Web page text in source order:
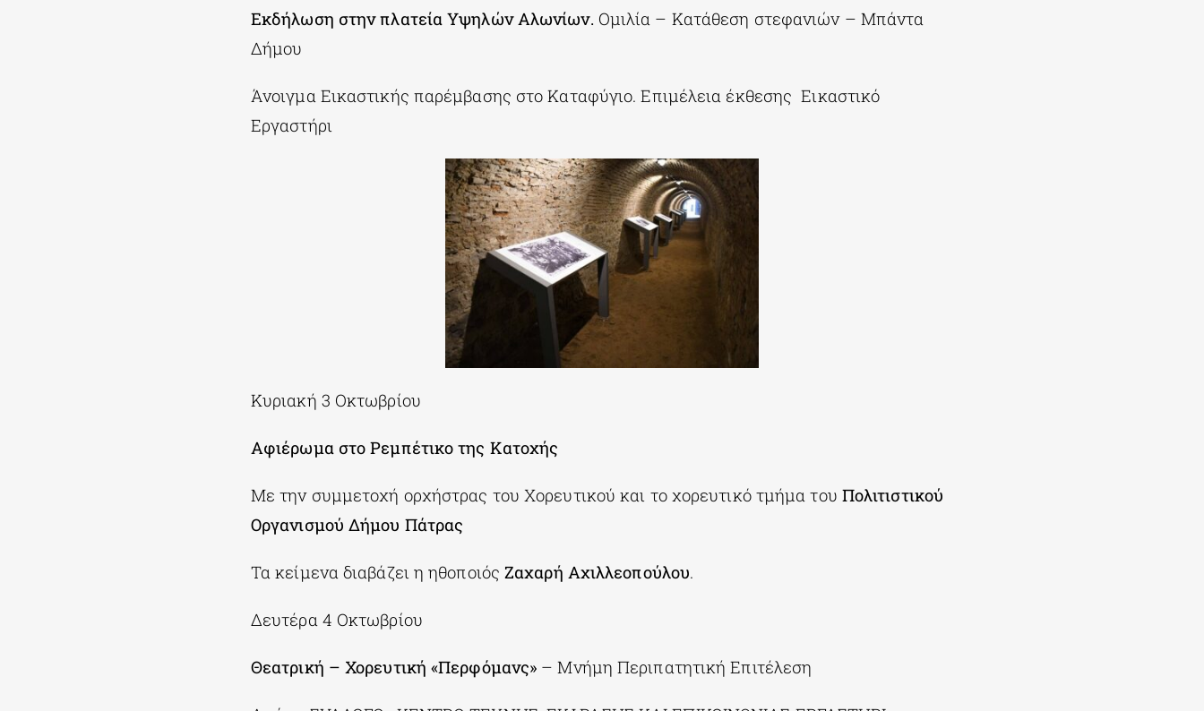
Εκδήλωση στην πλατεία Υψηλών Αλωνίων.Ομιλία – Κατάθεση στεφανιών – Μπάντα
Δήμου
Άνοιγμα Εικαστικής παρέμβασης στο Καταφύγιο. Επιμέλεια έκθεσης Εικαστικό
Εργαστήρι
Κυριακή 3 Οκτωβρίου
Αφιέρωμα στο Ρεμπέτικο της Κατοχής
Με την συμμετοχή ορχήστρας του Χορευτικού και το χορευτικό τμήμα του Πολιτιστικού
Οργανισμού Δήμου Πάτρας
Τα κείμενα διαβάζει η ηθοποιός Ζαχαρή Αχιλλεοπούλου.
Δευτέρα 4 Οκτωβρίου
Θεατρική – Χορευτική «Περφόμανς» – Μνήμη Περιπατητική Επιτέλεση